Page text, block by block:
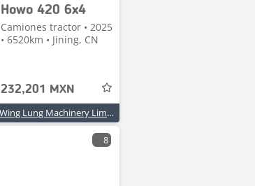
Howo 420 6x4
Camiones tractor • 2025
• 6520km • Jining, CN
232,201 MXN
Wing Lung Machinery Limited
8